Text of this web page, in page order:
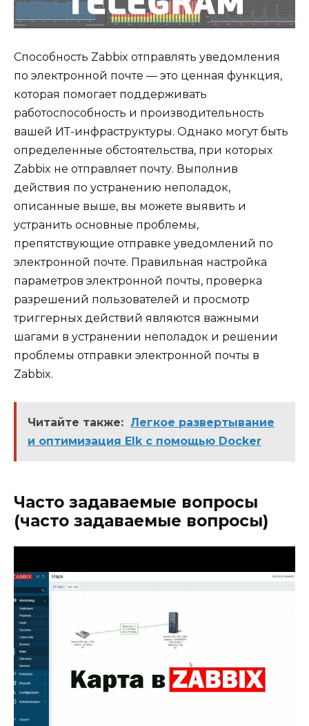
Способность Zabbix отправлять уведомления
по электронной почте — это ценная функция,
которая помогает поддерживать
работоспособность и производительность
вашей ИТ-инфраструктуры. Однако могут быть
определенные обстоятельства, при которых
Zabbix не отправляет почту. Выполнив
действия по устранению неполадок,
описанные выше, вы можете выявить и
устранить основные проблемы,
препятствующие отправке уведомлений по
электронной почте. Правильная настройка
параметров электронной почты, проверка
разрешений пользователей и просмотр
триггерных действий являются важными
шагами в устранении неполадок и решении
проблемы отправки электронной почты в
Zabbix.
Читайте также: Легкое развертывание
и оптимизация Elk с помощью Docker
Часто задаваемые вопросы
(часто задаваемые вопросы)